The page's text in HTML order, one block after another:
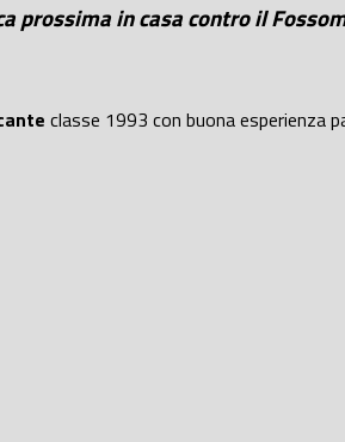
prossima in casa contro il
classe 1993 con buona esperienza